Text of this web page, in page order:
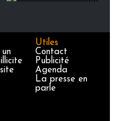
Utiles
Contact
Publicité
Agenda
La presse en
parle